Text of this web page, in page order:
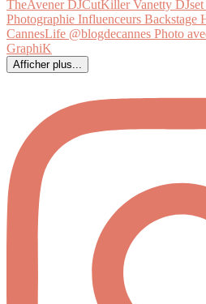
Afficher plus...